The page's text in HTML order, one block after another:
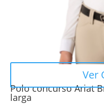
Polo concurso Ariat
larga
Ver